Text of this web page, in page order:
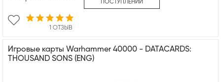
1 ОТЗЫВ
ПОСТУПЛЕНИИ
Игровые карты Warhammer 40000 - DATACARDS:
THOUSAND SONS (ENG)